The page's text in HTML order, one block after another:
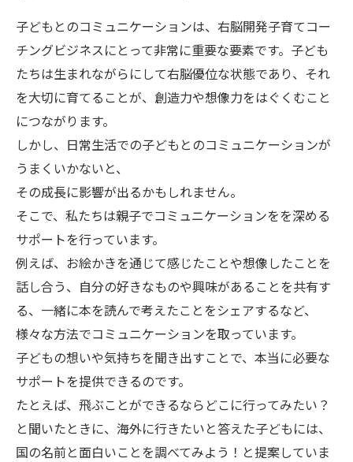
子どもとのコミュニケーションは、右脳開発子育てコー
チングビジネスにとって非常に重要な要素です。子ども
たちは生まれながらにして右脳優位な状態であり、それ
を大切に育てることが、創造力や想像力をはぐくむこと
につながります。
しかし、日常生活での子どもとのコミュニケーションが
うまくいかないと、
その成長に影響が出るかもしれません。
そこで、私たちは親子でコミュニケーションをを深める
サポートを行っています。
例えば、お絵かきを通じて感じたことや想像したことを
話し合う、自分の好きなものや興味があることを共有す
る、一緒に本を読んで考えたことをシェアするなど、
様々な方法でコミュニケーションを取っています。
子どもの想いや気持ちを聞き出すことで、本当に必要な
サポートを提供できるのです。
たとえば、飛ぶことができるならどこに行ってみたい？
と聞いたときに、海外に行きたいと答えた子どもには、
国の名前と面白いことを調べてみよう！と提案していま